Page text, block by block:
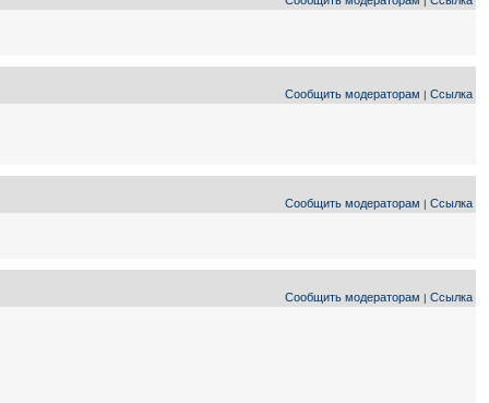
Сообщить модераторам Ссылка
Сообщить модераторам Ссылка
Сообщить модераторам Ссылка